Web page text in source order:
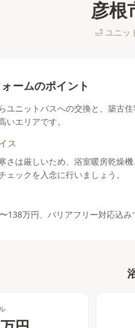
彦根
🛁 ユニッ
ームのポイント
ユニットバスへの交換と、築古
いエリアです。
ス
さは厳しいため、浴室暖房乾燥
ェックを入念に行いましょう。
138万円、バリアフリー対応込